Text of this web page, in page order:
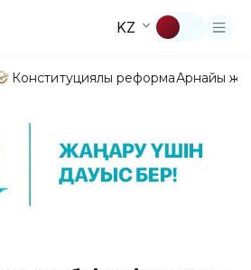
KZ
Конституциялық реформаАрнайы